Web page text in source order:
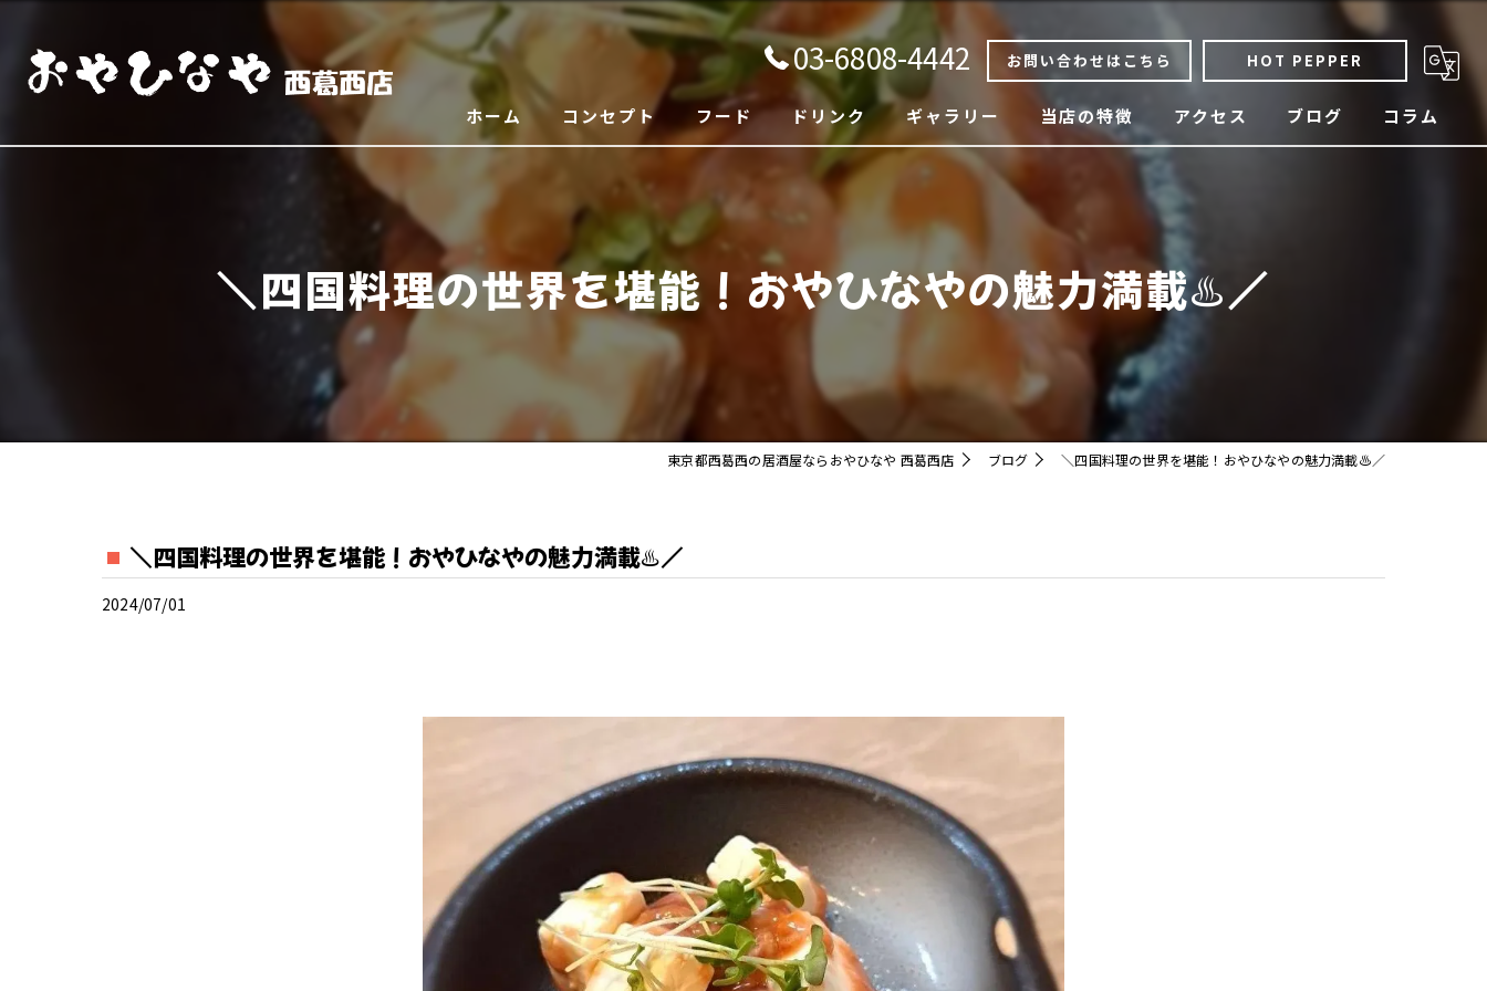
03-6808-4442 お問い合わせはこちら HOT PEPPER
ホーム コンセプト フード ドリンク ギャラリー 当店の特徴
四国料理
宴会
アクセス ブログ コラム
＼四国料理の世界を堪能！おやひなやの魅力満載♨️／
東京都西葛西の居酒屋ならおやひなや 西葛西店 ブログ ＼四国料理の世界を堪能！おやひなやの魅力満載♨️／
＼四国料理の世界を堪能！おやひなやの魅力満載♨️／
2024/07/01